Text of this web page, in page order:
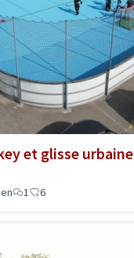
et glisse urbaine
1 6